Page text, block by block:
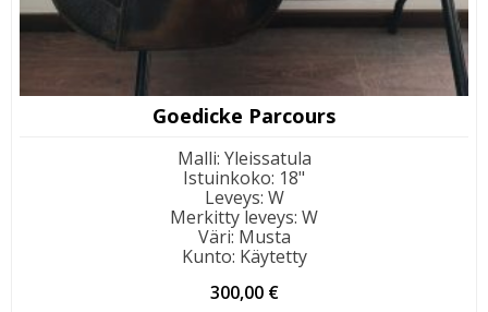
Goedicke Parcours
Malli: Yleissatula
Istuinkoko: 18"
Leveys: W
Merkitty leveys: W
Väri: Musta
Kunto: Käytetty
300,00 €